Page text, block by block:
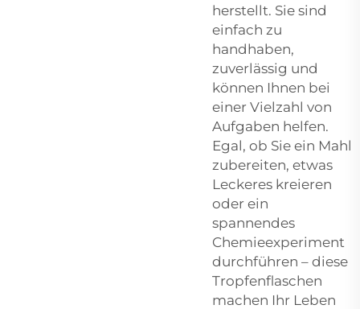
herstellt. Sie sind
einfach zu
handhaben,
zuverlässig und
können Ihnen bei
einer Vielzahl von
Aufgaben helfen.
Egal, ob Sie ein Mahl
zubereiten, etwas
Leckeres kreieren
oder ein
spannendes
Chemieexperiment
durchführen – diese
Tropfenflaschen
machen Ihr Leben